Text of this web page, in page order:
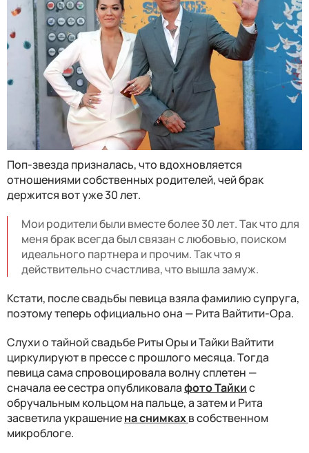
Поп-звезда призналась, что вдохновляется
отношениями собственных родителей, чей брак
держится вот уже 30 лет.
Мои родители были вместе более 30 лет. Так что для
меня брак всегда был связан с любовью, поиском
идеального партнера и прочим. Так что я
действительно счастлива, что вышла замуж.
Кстати, после свадьбы певица взяла фамилию супруга,
поэтому теперь официально она — Рита Вайтити-Ора.
Слухи о тайной свадьбе Риты Оры и Тайки Вайтити
циркулируют в прессе с прошлого месяца. Тогда
певица сама спровоцировала волну сплетен —
сначала ее сестра опубликовалафото Тайкис
обручальным кольцом на пальце, а затем и Рита
засветила украшениена снимкахв собственном
микроблоге.